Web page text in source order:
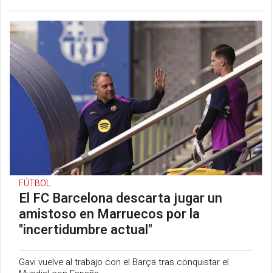
FÚTBOL
El FC Barcelona descarta jugar un
amistoso en Marruecos por la
"incertidumbre actual"
Gavi vuelve al trabajo con el Barça tras conquistar el